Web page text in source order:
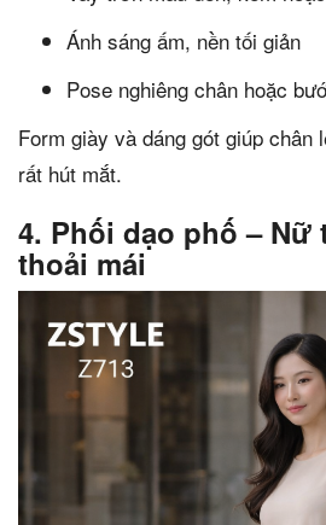
Ánh sáng ấm, nền tối giản
Pose nghiêng chân hoặc
Form giày và dáng gót giúp chân
rất hút mắt.
4. Phối dạo phố –
thoải mái